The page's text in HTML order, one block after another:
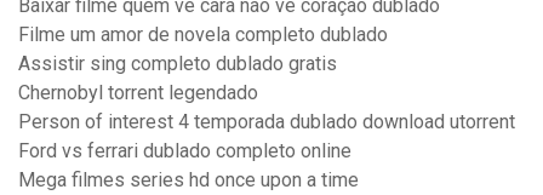
Baixar filme quem ve cara não ve coração dublado
Filme um amor de novela completo dublado
Assistir sing completo dublado gratis
Chernobyl torrent legendado
Person of interest 4 temporada dublado download utorrent
Ford vs ferrari dublado completo online
Mega filmes series hd once upon a time